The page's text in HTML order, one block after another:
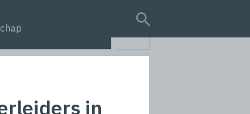
search query
in